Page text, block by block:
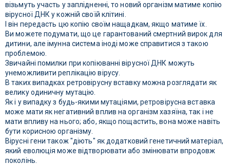
візьмуть участь у заплідненні, то новий організм матиме копію
вірусної ДНК у кожній своїй клітині.
І він передасть цю копію своїм нащадкам, якщо матиме їх.
Ви можете подумати, що це гарантований смертний вирок для
дитини, але імунна система іноді може справитися з такою
проблемою.
Звичайні помилки при копіюванні вірусної ДНК можуть
унеможливити реплікацію вірусу.
В таких випадках ретровірусну вставку можна розглядати як
велику одиничну мутацію.
Як і у випадку з будь-якими мутаціями, ретровірусна вставка
може мати як негативний вплив на організм хазяїна, так і не
мати впливу на нього; або, якщо пощастить, вона може навіть
бути корисною організму.
Вірусні гени також "діють" як додатковий генетичний матеріал,
який еволюція може відтворювати або змінювати впродовж
поколінь.